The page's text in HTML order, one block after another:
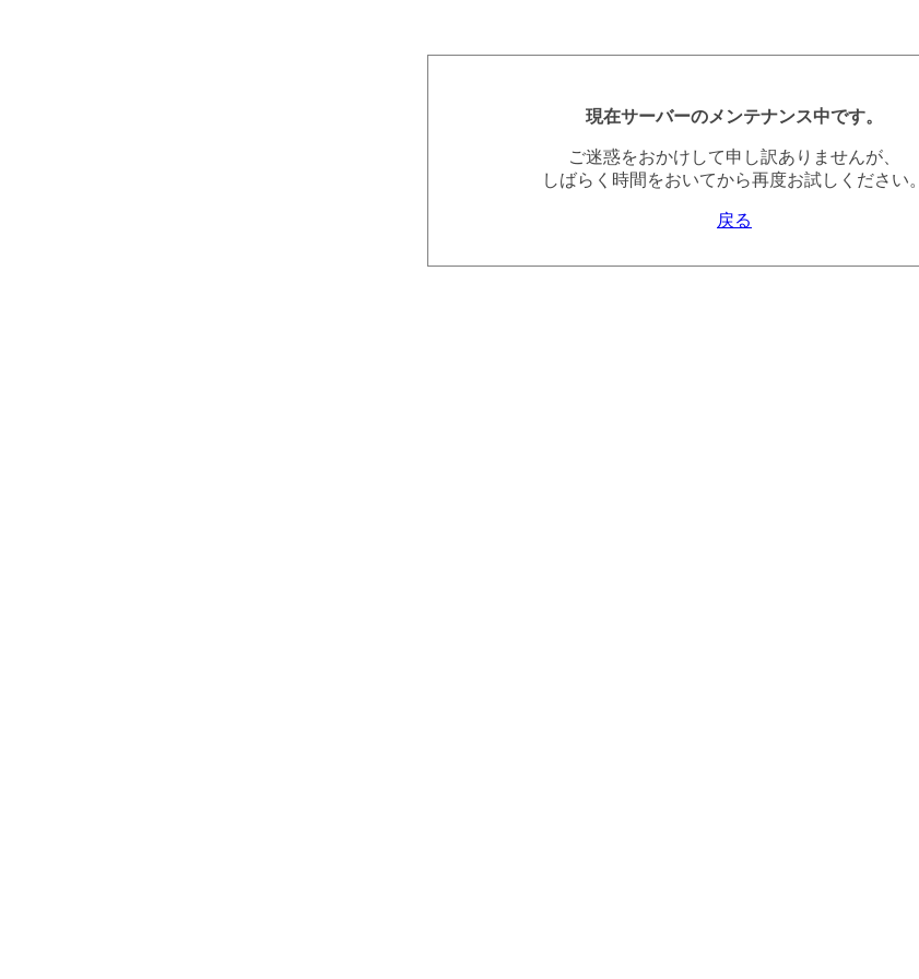
現在サーバーのメンテナンス中です。
ご迷惑をおかけして申し訳ありませんが、
しばらく時間をおいてから再度お試しください。
戻る